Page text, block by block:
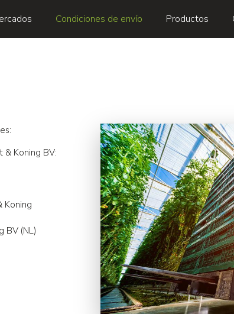
Condiciones de envío Productos
& Koning BV:
Koning
BV (NL)